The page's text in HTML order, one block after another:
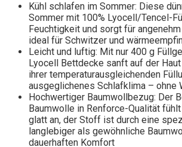
Kühl schlafen im Sommer: Diese
Sommer mit 100% Lyocell/Tencel-
Feuchtigkeit und sorgt für
ideal für Schwitzer und
Leicht und luftig: Mit nur 400 g
Lyocell Bettdecke sanft auf der
ihrer temperaturausgleichenden
ausgeglichenes Schlafklima – ohne
Hochwertiger Baumwollbezug: Der
Baumwolle in Renforce-Qualität
glatt an, der Stoff ist durch eine
langlebiger als gewöhnliche
dauerhaften Komfort